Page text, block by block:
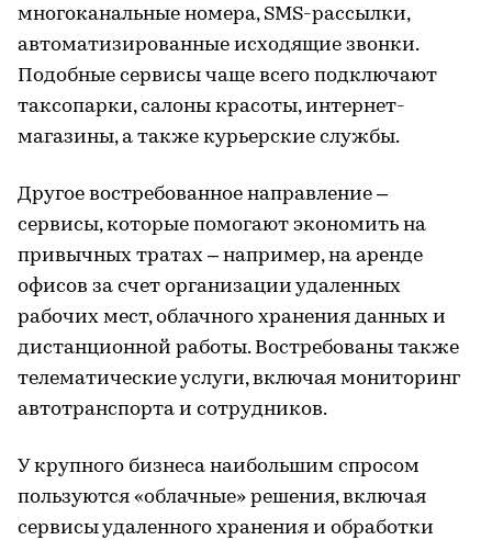
многоканальные номера, SMS-рассылки,
автоматизированные исходящие звонки.
Подобные сервисы чаще всего подключают
таксопарки, салоны красоты, интернет-
магазины, а также курьерские службы.
Другое востребованное направление –
сервисы, которые помогают экономить на
привычных тратах – например, на аренде
офисов за счет организации удаленных
рабочих мест, облачного хранения данных и
дистанционной работы. Востребованы также
телематические услуги, включая мониторинг
автотранспорта и сотрудников.
У крупного бизнеса наибольшим спросом
пользуются «облачные» решения, включая
сервисы удаленного хранения и обработки